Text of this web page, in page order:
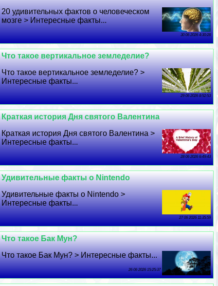
20 удивительных фактов о человеческом
мозге > Интересные факты...
30 06 2026 4:30:28
Что такое вертикальное земледелие?
Что такое вертикальное земледелие? >
Интересные факты...
29 06 2026 8:52:53
Краткая история Дня святого Валентина
Краткая история Дня святого Валентина >
Интересные факты...
28 06 2026 6:49:43
Удивительные факты о Nintendo
Удивительные факты о Nintendo >
Интересные факты...
27 06 2026 11:35:59
Что такое Бак Мун?
Что такое Бак Мун? > Интересные факты...
26 06 2026 15:25:37